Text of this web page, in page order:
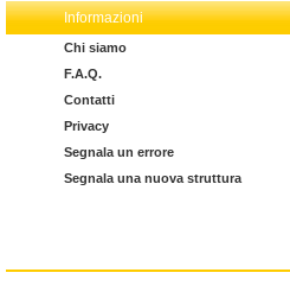
Informazioni
Chi siamo
F.A.Q.
Contatti
Privacy
Segnala un errore
Segnala una nuova struttura